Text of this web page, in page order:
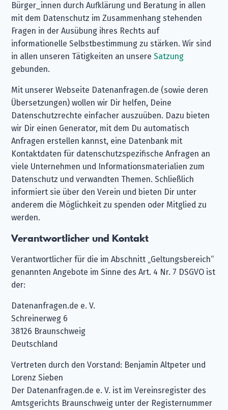
Bürger_innen durch Aufklärung und Beratung in allen
mit dem Datenschutz im Zusammenhang stehenden
Fragen in der Ausübung ihres Rechts auf
informationelle Selbstbestimmung zu stärken. Wir sind
in allen unseren Tätigkeiten an unsereSatzung
gebunden.
Mit unserer Webseite Datenanfragen.de (sowie deren
Übersetzungen) wollen wir Dir helfen, Deine
Datenschutzrechte einfacher auszuüben. Dazu bieten
wir Dir einen Generator, mit dem Du automatisch
Anfragen erstellen kannst, eine Datenbank mit
Kontaktdaten für datenschutzspezifische Anfragen an
viele Unternehmen und Informationsmaterialien zum
Datenschutz und verwandten Themen. Schließlich
informiert sie über den Verein und bieten Dir unter
anderem die Möglichkeit zu spenden oder Mitglied zu
werden.
Verantwortlicher und Kontakt
Verantwortlicher für die im Abschnitt „Geltungsbereich“
genannten Angebote im Sinne des Art. 4 Nr. 7 DSGVO ist
der:
Datenanfragen.de e. V.
Schreinerweg 6
38126 Braunschweig
Deutschland
Vertreten durch den Vorstand: Benjamin Altpeter und
Lorenz Sieben
Der Datenanfragen.de e. V. ist im Vereinsregister des
Amtsgerichts Braunschweig unter der Registernummer